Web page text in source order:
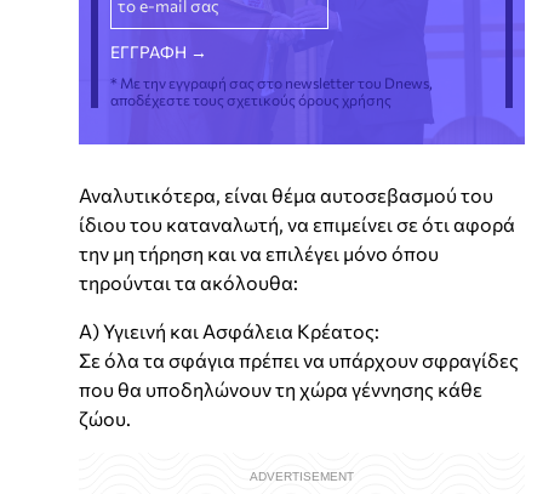
* Με την εγγραφή σας στο newsletter του Dnews,
αποδέχεστε τους σχετικούς όρους χρήσης
Αναλυτικότερα, είναι θέμα αυτοσεβασμού του
ίδιου του καταναλωτή, να επιμείνει σε ότι αφορά
την μη τήρηση και να επιλέγει μόνο όπου
τηρούνται τα ακόλουθα:
Α) Υγιεινή και Ασφάλεια Κρέατος:
Σε όλα τα σφάγια πρέπει να υπάρχουν σφραγίδες
που θα υποδηλώνουν τη χώρα γέννησης κάθε
ζώου.